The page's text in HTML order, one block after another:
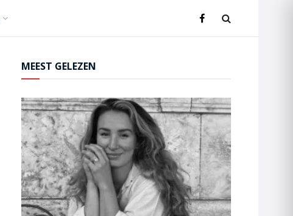
MEEST GELEZEN